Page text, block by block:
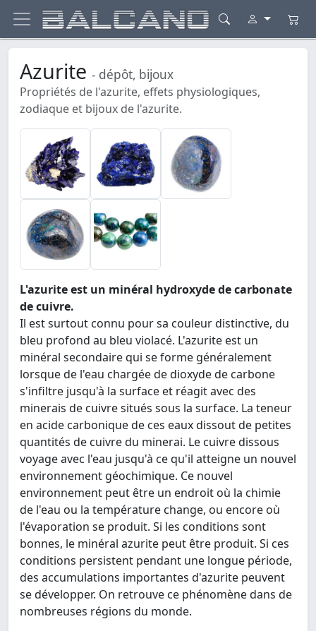
Azurite - dépôt, bijoux
Propriétés de l'azurite, effets physiologiques,
zodiaque et bijoux de l'azurite.
L'azurite est un minéral hydroxyde de carbonate
de cuivre.
Il est surtout connu pour sa couleur distinctive, du
bleu profond au bleu violacé. L'azurite est un
minéral secondaire qui se forme généralement
lorsque de l'eau chargée de dioxyde de carbone
s'infiltre jusqu'à la surface et réagit avec des
minerais de cuivre situés sous la surface. La teneur
en acide carbonique de ces eaux dissout de petites
quantités de cuivre du minerai. Le cuivre dissous
voyage avec l'eau jusqu'à ce qu'il atteigne un nouvel
environnement géochimique. Ce nouvel
environnement peut être un endroit où la chimie
de l'eau ou la température change, ou encore où
l'évaporation se produit. Si les conditions sont
bonnes, le minéral azurite peut être produit. Si ces
conditions persistent pendant une longue période,
des accumulations importantes d'azurite peuvent
se développer. On retrouve ce phénomène dans de
nombreuses régions du monde.